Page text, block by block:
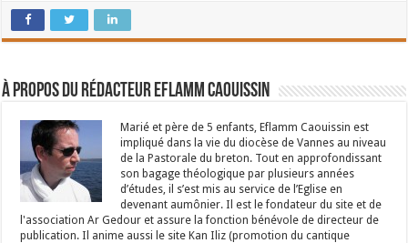
À propos du rédacteur Eflamm Caouissin
Marié et père de 5 enfants, Eflamm Caouissin est
impliqué dans la vie du diocèse de Vannes au niveau
de la Pastorale du breton. Tout en approfondissant
son bagage théologique par plusieurs années
d’études, il s’est mis au service de l’Eglise en
devenant aumônier. Il est le fondateur du site et de
l'association Ar Gedour et assure la fonction bénévole de directeur de
publication. Il anime aussi le site Kan Iliz (promotion du cantique